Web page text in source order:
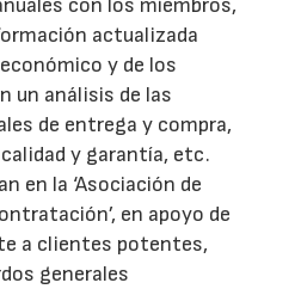
con los miembros,
actualizada
y de los
un análisis de las
de entrega y compra,
y garantía, etc.
en la ‘Asociación de
en apoyo de
a clientes potentes,
generales